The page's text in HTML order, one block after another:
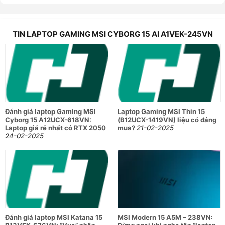
Số hiệu CPU
U5 - 135H
Số nhân
Số luồng
Xung nhịp tối đa
4.6GHz
Bộ nhớ đệm
18MB
Đồ họa và Âm thanh
Công nghệ âm thanh
Bộ nhớ RAM & Ổ cứng
RAM
Tốc độ Bus RAM
5600MHz
TIN LAPTOP GAMING MSI CYBORG 15 AI A1VEK-245VN
Đánh giá laptop Gaming MSI
Cyborg 15 A12UCX-618VN:
Laptop giá rẻ nhất có RTX 2050
24-02-2025
Laptop Gaming MSI Thin 15
(B12UCX-1419VN) liệu có đáng
mua?21-02-2025
Đánh giá laptop MSI Katana 15
MSI Modern 15 A5M – 238VN: